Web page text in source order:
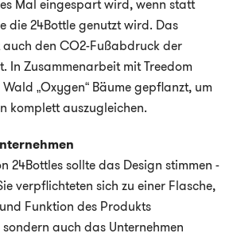
Mal eingespart wird, wenn statt
die 24Bottle genutzt wird. Das
auch den CO2-Fußabdruck der
In Zusammenarbeit mit Treedom
„Oxygen“ Bäume gepflanzt, um
komplett auszugleichen.
24Bottles sollte das Design stimmen -
verpflichteten sich zu einer Flasche,
Funktion des Produkts
auch das Unternehmen